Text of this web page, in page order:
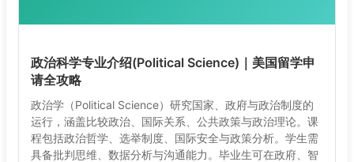
政治科学专业介绍(Political Science)｜美国留学申
请全攻略
政治学（Political Science）研究国家、政府与政治制度的
运行，涵盖比较政治、国际关系、公共政策与政治理论。课
程包括政治哲学、选举制度、国际安全与政策分析。学生需
具备批判思维、数据分析与沟通能力。毕业生可在政府、智